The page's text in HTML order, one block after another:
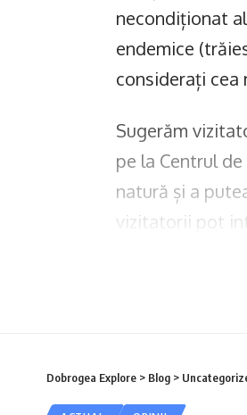
necondiționat
endemice
considerați cea
Sugerăm
pe la Centrul
natură și a
vizitatorii pot
Dobrogea Explore > Blog >